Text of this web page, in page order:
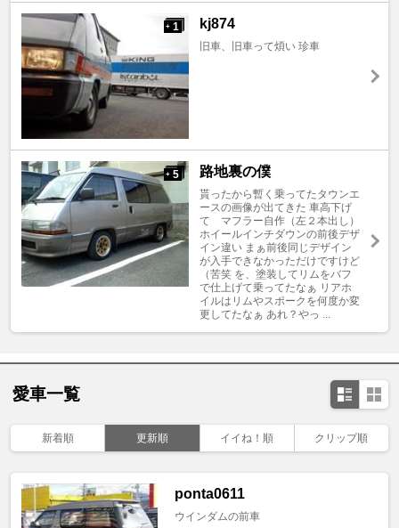
+ 1 kj874
旧車、旧車って煩い 珍車
+ 5 路地裏の僕
貰ったから暫く乗ってたタウンエ
ースの画像が出てきた 車高下げ
て マフラー自作（左２本出し）
ホイールインチダウンの前後デザ
イン違い まぁ前後同じデザイン
が入手できなかっただけですけど
（苦笑 を、塗装してリムをバフ
で仕上げて乗ってたなぁ リアホ
イルはリムやスポークを何度か変
更してたなぁ あれ？やっ ...
愛車一覧
新着順 更新順 イイね！順 クリップ順
ponta0611
ウインダムの前車